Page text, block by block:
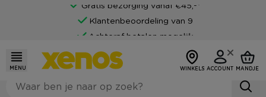
Gratis bezorging vanaf €45,-*
Klantenbeoordeling van 9
Achteraf betalen mogelijk
MENU WINKELS ACCOUNT MANDJE